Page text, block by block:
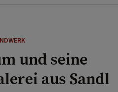
und seine
aus Sandl